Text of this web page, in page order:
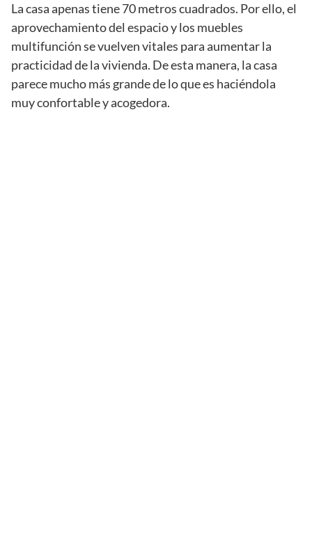
La casa apenas tiene 70 metros cuadrados. Por ello, el
aprovechamiento del espacio y los muebles
multifunción se vuelven vitales para aumentar la
practicidad de la vivienda. De esta manera, la casa
parece mucho más grande de lo que es haciéndola
muy confortable y acogedora.